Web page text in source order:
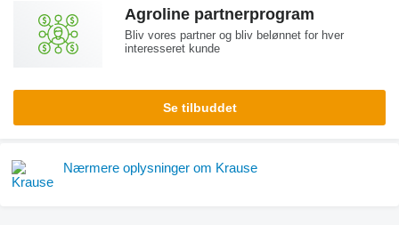
Agroline partnerprogram
Bliv vores partner og bliv belønnet for hver
interesseret kunde
Se tilbuddet
Nærmere oplysninger om Krause